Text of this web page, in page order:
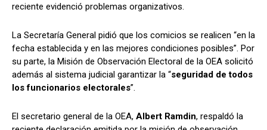
reciente evidenció problemas organizativos.
La Secretaría General pidió que los comicios se realicen “en la
fecha establecida y en las mejores condiciones posibles”. Por
su parte, la Misión de Observación Electoral de la OEA solicitó
además al sistema judicial garantizar la “seguridad de todos
los funcionarios electorales”.
El secretario general de la OEA, Albert Ramdin, respaldó la